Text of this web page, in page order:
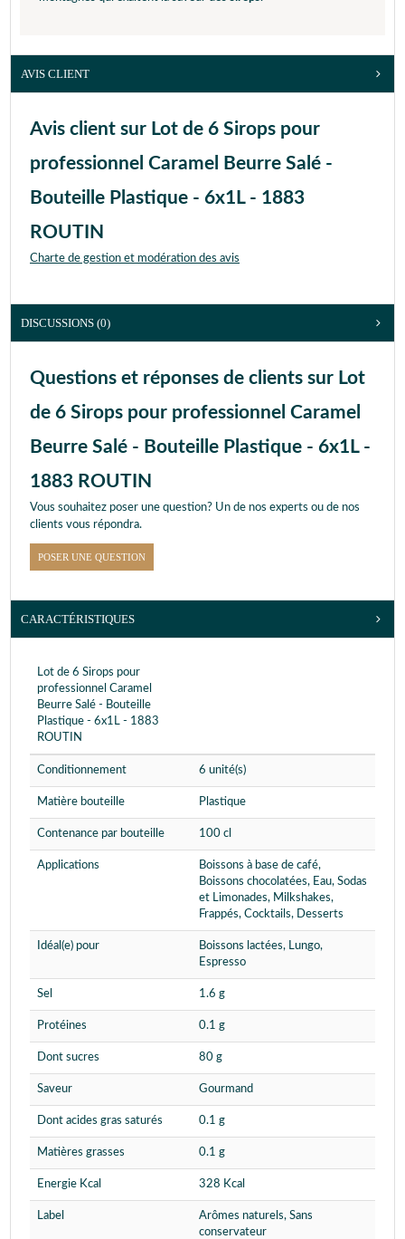
AVIS CLIENT
Avis client sur Lot de 6 Sirops pour
professionnel Caramel Beurre Salé -
Bouteille Plastique - 6x1L - 1883
ROUTIN
Charte de gestion et modération des avis
DISCUSSIONS (0)
Questions et réponses de clients sur Lot
de 6 Sirops pour professionnel Caramel
Beurre Salé - Bouteille Plastique - 6x1L -
1883 ROUTIN
Vous souhaitez poser une question? Un de nos experts ou de nos
clients vous répondra.
POSER UNE QUESTION
CARACTÉRISTIQUES
Lot de 6 Sirops pour
professionnel Caramel
Beurre Salé - Bouteille
Plastique - 6x1L - 1883
ROUTIN
Conditionnement 6 unité(s)
Matière bouteille Plastique
Contenance par bouteille 100 cl
Applications
Boissons à base de café,
Boissons chocolatées, Eau, Sodas
et Limonades, Milkshakes,
Frappés, Cocktails, Desserts
Idéal(e) pour
Boissons lactées, Lungo,
Espresso
Sel 1.6 g
Protéines 0.1 g
Dont sucres 80 g
Saveur Gourmand
Dont acides gras saturés 0.1 g
Matières grasses 0.1 g
Energie Kcal 328 Kcal
Label
Arômes naturels, Sans
conservateur